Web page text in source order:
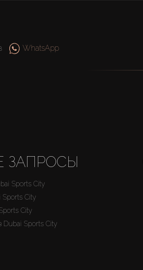
WhatsApp
ЗАПРОСЫ
Sports City
Sports City
City
Dubai Sports City